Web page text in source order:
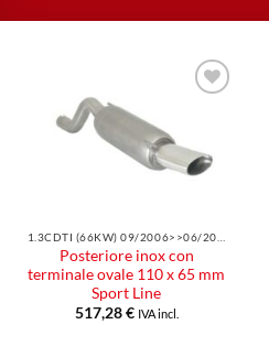
desideri
Posteriore inox con
terminale ovale 110 x 65 mm
Sport Line
517,28€ IVA incl.